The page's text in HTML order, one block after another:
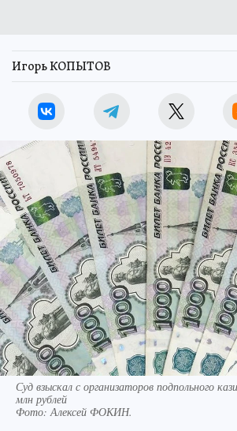
Игорь КОПЫТОВ
Суд взыскал с организаторов подпольного
млн рублей
Фото: Алексей ФОКИН.